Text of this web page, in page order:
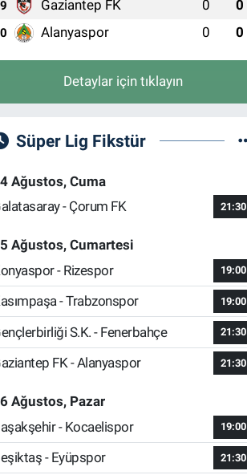
9 Gaziantep FK 0 0
Alanyaspor 0 0
Detaylar için tıklayın
Süper Lig Fikstür
Ağustos, Cuma
- Çorum FK
21:30
Ağustos, Cumartesi
- Rizespor
19:00
- Trabzonspor 19:00
S.K. - Fenerbahçe 21:30
FK - Alanyaspor 21:30
Ağustos, Pazar
- Kocaelispor
19:00
- Eyüpspor 21:30